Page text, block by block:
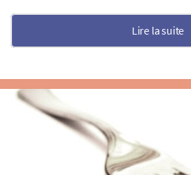
Lire la suite